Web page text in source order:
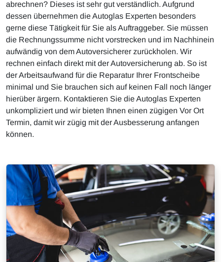
abrechnen? Dieses ist sehr gut verständlich. Aufgrund
dessen übernehmen die Autoglas Experten besonders
gerne diese Tätigkeit für Sie als Auftraggeber. Sie müssen
die Rechnungssumme nicht vorstrecken und im Nachhinein
aufwändig von dem Autoversicherer zurückholen. Wir
rechnen einfach direkt mit der Autoversicherung ab. So ist
der Arbeitsaufwand für die Reparatur Ihrer Frontscheibe
minimal und Sie brauchen sich auf keinen Fall noch länger
hierüber ärgern. Kontaktieren Sie die Autoglas Experten
unkompliziert und wir bieten Ihnen einen zügigen Vor Ort
Termin, damit wir zügig mit der Ausbesserung anfangen
können.